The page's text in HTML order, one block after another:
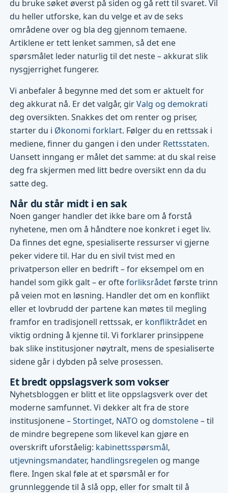
du bruke søket øverst på siden og gå rett til svaret. Vil
du heller utforske, kan du velge et av de seks
områdene over og bla deg gjennom temaene.
Artiklene er tett lenket sammen, så det ene
spørsmålet leder naturlig til det neste – akkurat slik
nysgjerrighet fungerer.
Vi anbefaler å begynne med det som er aktuelt for
deg akkurat nå. Er det valgår, girValg og demokrati
deg oversikten. Snakkes det om renter og priser,
starter du i Økonomi forklart. Følger du en rettssak i
mediene, finner du gangen i den under Rettsstaten.
Uansett inngang er målet det samme: at du skal reise
deg fra skjermen med litt bedre oversikt enn da du
satte deg.
Når du står midt i en sak
Noen ganger handler det ikke bare om å forstå
nyhetene, men om å håndtere noe konkret i eget liv.
Da finnes det egne, spesialiserte ressurser vi gjerne
peker videre til. Har du en sivil tvist med en
privatperson eller en bedrift – for eksempel om en
handel som gikk galt – er ofteforliksrådetførste trinn
på veien mot en løsning. Handler det om en konflikt
eller et lovbrudd der partene kan møtes til megling
framfor en tradisjonell rettssak, er konfliktrådet en
viktig ordning å kjenne til. Vi forklarer prinsippene
bak slike institusjoner nøytralt, mens de spesialiserte
sidene går i dybden på selve prosessen.
Et bredt oppslagsverk som vokser
Nyhetsbloggen er blitt et lite oppslagsverk over det
moderne samfunnet. Vi dekker alt fra de store
institusjonene –Stortinget, NATO ogdomstolene– til
de mindre begrepene som likevel kan gjøre en
overskrift uforståelig: kabinettsspørsmål,
utjevningsmandater, handlingsregelen og mange
flere. Ingen skal føle at et spørsmål er for
grunnleggende til å slå opp, eller for smalt til å